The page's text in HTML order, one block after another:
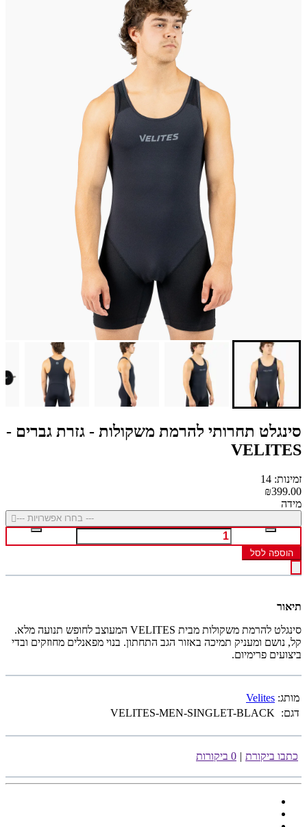
סינגלט תחרותי להרמת משקולות - גזרת גברים -
VELITES
זמינות: 14
₪399.00
מידה
--- בחרו אפשרויות ---
הוספה לסל
תיאור
סינגלט להרמת משקולות מבית VELITES המעוצב לחופש תנועה מלא.
קל, נושם ומעניק תמיכה באזור הגב התחתון. בנוי מפאנלים מחוזקים ובדי
ביצועים פרימיום.
מותג: Velites
דגם:
VELITES-MEN-SINGLET-BLACK
כתבו ביקורת | 0 ביקורות